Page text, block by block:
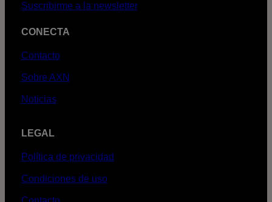
Suscribirme a la newsletter
CONECTA
Contacto
Sobre AXN
Noticias
LEGAL
Política de privacidad
Condiciones de uso